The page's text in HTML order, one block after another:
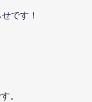
です！
。